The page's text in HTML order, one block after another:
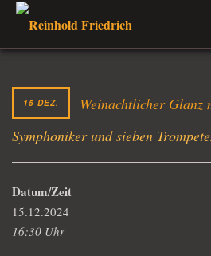
DER MUSIKER
VERKAUF
AKTUELLES
15 DEZ.
Weinachtlicher Glanz
Symphoniker und sieben
Datum/Zeit
15.12.2024
16:30 Uhr